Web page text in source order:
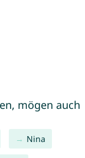
mögen auch
Nina